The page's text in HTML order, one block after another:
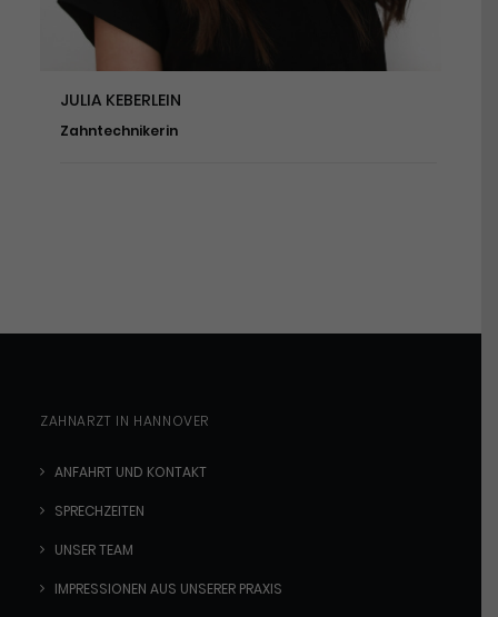
JULIA KEBERLEIN
Zahntechnikerin
ZAHNARZT IN HANNOVER
ANFAHRT UND KONTAKT
SPRECHZEITEN
UNSER TEAM
IMPRESSIONEN AUS UNSERER PRAXIS